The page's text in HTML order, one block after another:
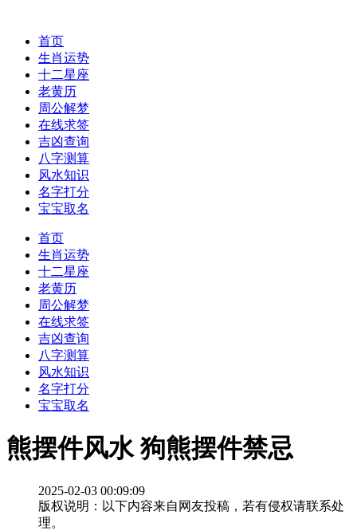
首页
生肖运势
十二星座
老黄历
周公解梦
在线求签
吉凶查询
八字测算
风水知识
名字打分
宝宝取名
首页
生肖运势
十二星座
老黄历
周公解梦
在线求签
吉凶查询
八字测算
风水知识
名字打分
宝宝取名
熊摆件风水 狗熊摆件禁忌
2025-02-03 00:09:09
版权说明：以下内容来自网友投稿，若有侵权请联系处
理。